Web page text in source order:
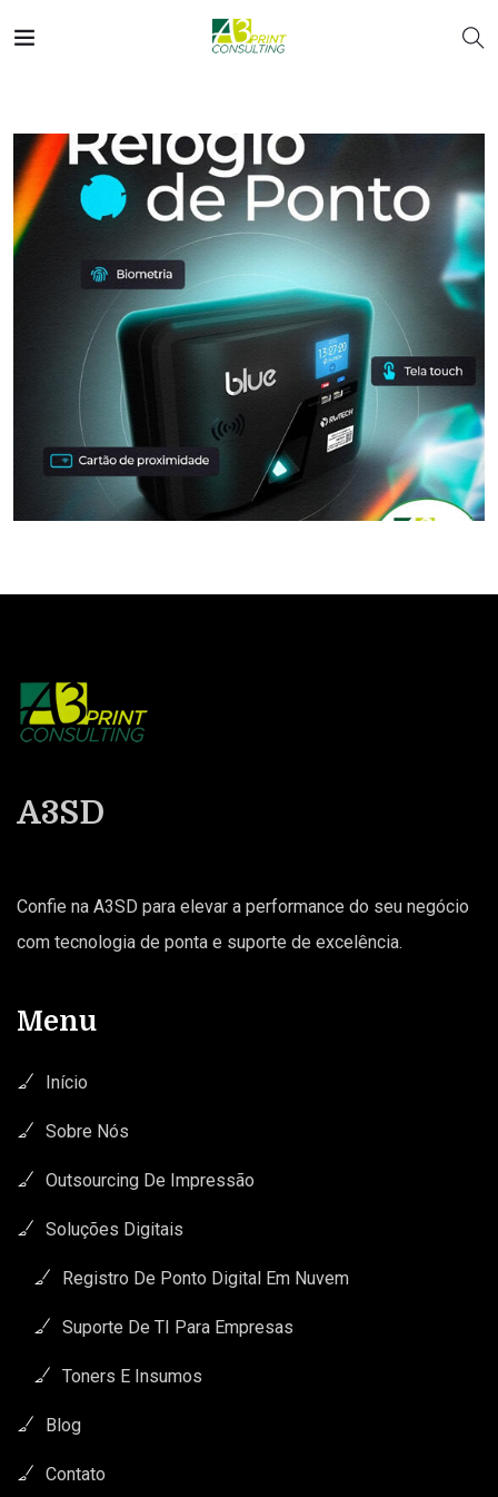
A3SD
Confie na A3SD para elevar a performance do seu negócio
com tecnologia de ponta e suporte de excelência.
Menu
Início
Sobre Nós
Outsourcing De Impressão
Soluções Digitais
Registro De Ponto Digital Em Nuvem
Suporte De TI Para Empresas
Toners E Insumos
Blog
Contato